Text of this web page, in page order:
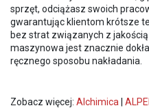
sprzęt, odciążasz swoich
gwarantując klientom krótsze
bez strat związanych z
maszynowa jest znacznie
ręcznego sposobu nakładania.
Zobacz więcej: Alchimica